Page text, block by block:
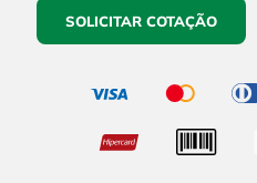
SOLICITAR COTAÇÃO